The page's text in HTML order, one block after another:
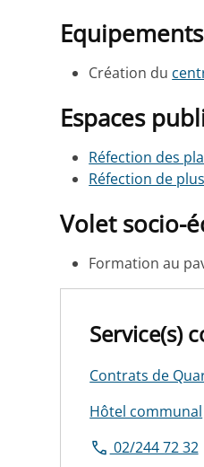
Création du
Espaces
Réfection des
Réfection de
Volet socio-
Formation au
Service(s)
Contrats de
Hôtel communal
02/244 72 32